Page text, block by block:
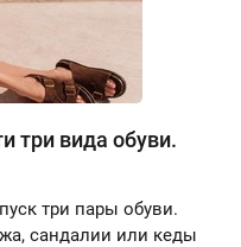
три вида обуви.
три пары обуви.
сандалии или кеды